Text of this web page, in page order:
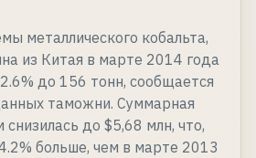
металлического кобальта,
из Китая в марте 2014 года
до 156 тонн, сообщается
таможни. Суммарная
до $5,68 млн, что,
больше, чем в марте 2013